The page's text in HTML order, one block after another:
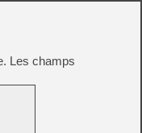
Les champs